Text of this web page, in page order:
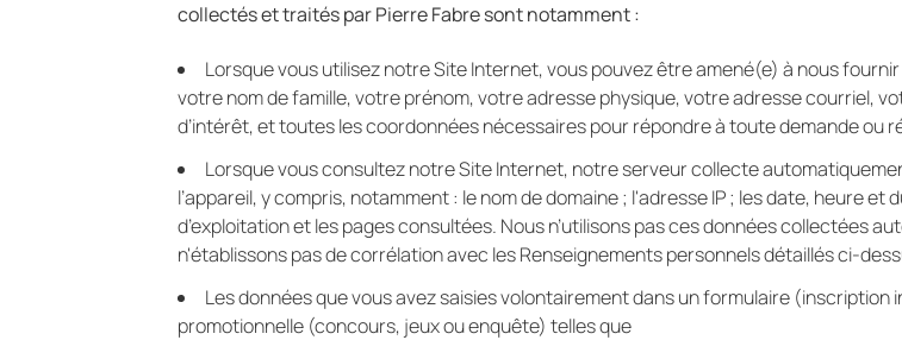
collectés et traités par Pierre Fabre sont notamment :
Lorsque vous utilisez notre Site Internet, vous pouvez être amené(e) à nous
votre nom de famille, votre prénom, votre adresse physique, votre adresse courriel,
d’intérêt, et toutes les coordonnées nécessaires pour répondre à toute demande ou
Lorsque vous consultez notre Site Internet, notre serveur collecte
l’appareil, y compris, notamment : le nom de domaine ; l'adresse IP ; les date, heure
d’exploitation et les pages consultées. Nous n’utilisons pas ces données collectées
n'établissons pas de corrélation avec les Renseignements personnels détaillés ci-
Les données que vous avez saisies volontairement dans un formulaire
promotionnelle (concours, jeux ou enquête) telles que